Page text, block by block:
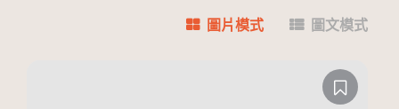
圖片模式 圖文模式